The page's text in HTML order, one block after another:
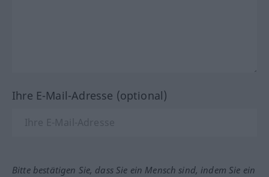
Ihre E-Mail-Adresse (optional)
Bitte bestätigen Sie, dass Sie ein Mensch sind, indem Sie ein